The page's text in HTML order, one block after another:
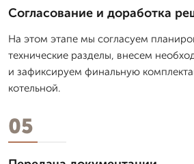
Согласование и доработка
На этом этапе мы согласуем
технические разделы, внесем
и зафиксируем финальную
котельной.
05